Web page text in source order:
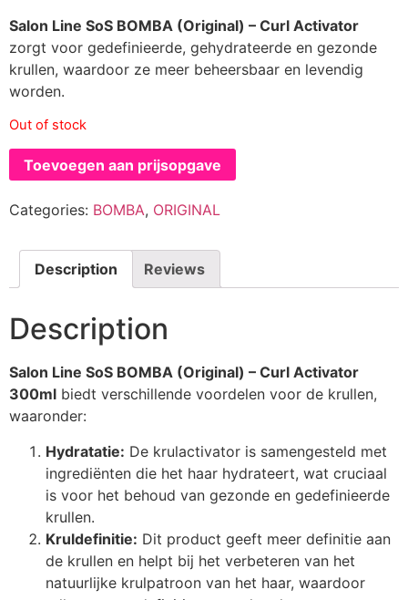
Salon Line SoS BOMBA (Original) – Curl Activator
zorgt voor gedefinieerde, gehydrateerde en gezonde
krullen, waardoor ze meer beheersbaar en levendig
worden.
Out of stock
Toevoegen aan prijsopgave
Categories: BOMBA, ORIGINAL
Description Reviews
Description
Salon Line SoS BOMBA (Original) – Curl Activator
300ml biedt verschillende voordelen voor de krullen,
waaronder:
Hydratatie: De krulactivator is samengesteld met
ingrediënten die het haar hydrateert, wat cruciaal
is voor het behoud van gezonde en gedefinieerde
krullen.
Kruldefinitie: Dit product geeft meer definitie aan
de krullen en helpt bij het verbeteren van het
natuurlijke krulpatroon van het haar, waardoor